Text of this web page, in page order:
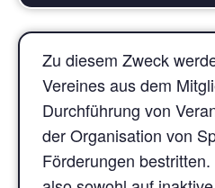
Zu diesem Zweck
Vereines aus dem
Durchführung von
der Organisation von
Förderungen